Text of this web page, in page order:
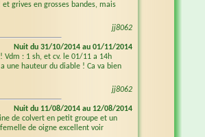
grives en grosses bandes, mais
jj8062
Nuit du 31/10/2014 au 01/11/2014
Vdm : 1 sh, et cv. le 01/11 a 14h
une hauteur du diable ! Ca va bien
jj8062
Nuit du 11/08/2014 au 12/08/2014
de colvert en petit groupe et un
de oigne excellent voir